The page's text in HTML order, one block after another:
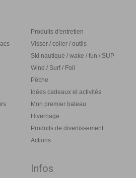
Produits d'entretien
Visser / coller / outils
Ski nautique / wake / fun / SUP
Wind / Surf / Foil
Pêche
Idées cadeaux et activités
Mon premier bateau
Hivernage
Produits de divertissement
Actions
Infos